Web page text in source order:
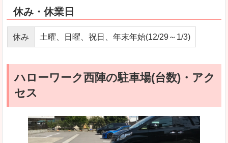
休み・休業日
休み 土曜、日曜、祝日、年末年始(12/29～1/3)
ハローワーク西陣の駐車場(台数)・アク
セス